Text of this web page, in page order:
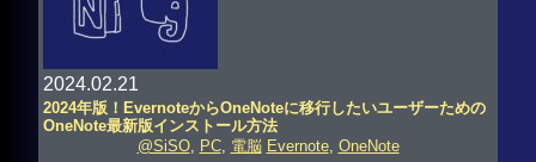
2024.02.21
2024年版！EvernoteからOneNoteに移行したいユーザーための
OneNote最新版インストール方法
@SiSO, PC, 電脳 Evernote, OneNote